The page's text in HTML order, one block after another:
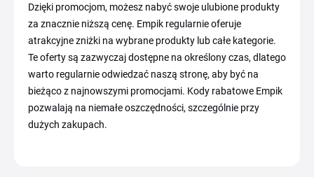
Dzięki promocjom, możesz nabyć swoje ulubione produkty
za znacznie niższą cenę. Empik regularnie oferuje
atrakcyjne zniżki na wybrane produkty lub całe kategorie.
Te oferty są zazwyczaj dostępne na określony czas, dlatego
warto regularnie odwiedzać naszą stronę, aby być na
bieżąco z najnowszymi promocjami. Kody rabatowe Empik
pozwalają na niemałe oszczędności, szczególnie przy
dużych zakupach.